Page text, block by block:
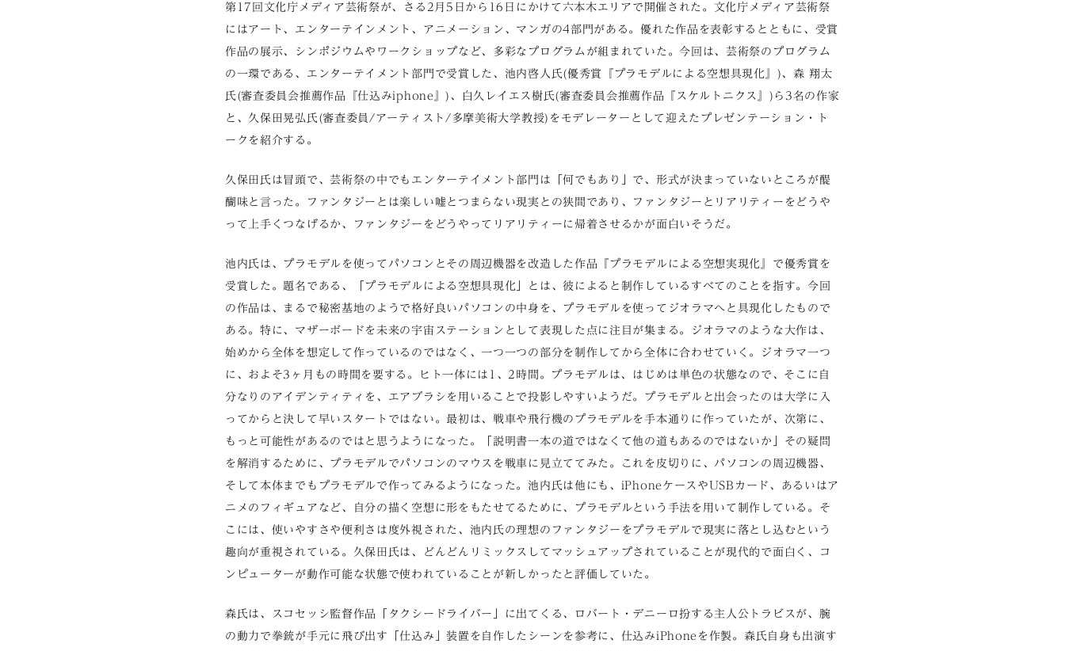
第17回文化庁メディア芸術祭が、さる2月5日から16日にかけて六本木エリアで開催された。文化庁メディア芸術祭
にはアート、エンターテインメント、アニメーション、マンガの4部門がある。優れた作品を表彰するとともに、受賞
作品の展示、シンポジウムやワークショップなど、多彩なプログラムが組まれていた。今回は、芸術祭のプログラム
の一環である、エンターテイメント部門で受賞した、池内啓人氏(優秀賞『プラモデルによる空想具現化』)、森 翔太
氏(審査委員会推薦作品『仕込みiphone』)、白久レイエス樹氏(審査委員会推薦作品『スケルトニクス』)ら3名の作家
と、久保田晃弘氏(審査委員/アーティスト/多摩美術大学教授)をモデレーターとして迎えたプレゼンテーション・ト
ークを紹介する。
久保田氏は冒頭で、芸術祭の中でもエンターテイメント部門は「何でもあり」で、形式が決まっていないところが醍
醐味と言った。ファンタジーとは楽しい嘘とつまらない現実との狭間であり、ファンタジーとリアリティーをどうや
って上手くつなげるか、ファンタジーをどうやってリアリティーに帰着させるかが面白いそうだ。
池内氏は、プラモデルを使ってパソコンとその周辺機器を改造した作品『プラモデルによる空想実現化』で優秀賞を
受賞した。題名である、「プラモデルによる空想具現化」とは、彼によると制作しているすべてのことを指す。今回
の作品は、まるで秘密基地のようで格好良いパソコンの中身を、プラモデルを使ってジオラマへと具現化したもので
ある。特に、マザーボードを未来の宇宙ステーションとして表現した点に注目が集まる。ジオラマのような大作は、
始めから全体を想定して作っているのではなく、一つ一つの部分を制作してから全体に合わせていく。ジオラマ一つ
に、およそ3ヶ月もの時間を要する。ヒト一体には1、2時間。プラモデルは、はじめは単色の状態なので、そこに自
分なりのアイデンティティを、エアブラシを用いることで投影しやすいようだ。プラモデルと出会ったのは大学に入
ってからと決して早いスタートではない。最初は、戦車や飛行機のプラモデルを手本通りに作っていたが、次第に、
もっと可能性があるのではと思うようになった。「説明書一本の道ではなくて他の道もあるのではないか」その疑問
を解消するために、プラモデルでパソコンのマウスを戦車に見立ててみた。これを皮切りに、パソコンの周辺機器、
そして本体までもプラモデルで作ってみるようになった。池内氏は他にも、iPhoneケースやUSBカード、あるいはア
ニメのフィギュアなど、自分の描く空想に形をもたせてるために、プラモデルという手法を用いて制作している。そ
こには、使いやすさや便利さは度外視された、池内氏の理想のファンタジーをプラモデルで現実に落とし込むという
趣向が重視されている。久保田氏は、どんどんリミックスしてマッシュアップされていることが現代的で面白く、コ
ンピューターが動作可能な状態で使われていることが新しかったと評価していた。
森氏は、スコセッシ監督作品「タクシードライバー」に出てくる、ロバート・デニーロ扮する主人公トラビスが、腕
の動力で拳銃が手元に飛び出す「仕込み」装置を自作したシーンを参考に、仕込みiPhoneを作製。森氏自身も出演す